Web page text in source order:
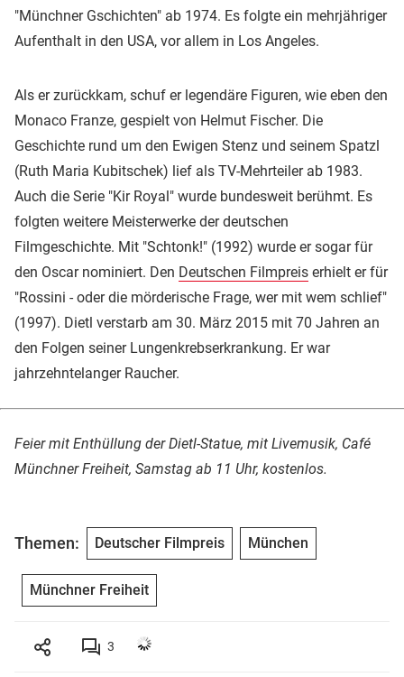
"Münchner Gschichten" ab 1974. Es folgte ein mehrjähriger
Aufenthalt in den USA, vor allem in Los Angeles.
Als er zurückkam, schuf er legendäre Figuren, wie eben den
Monaco Franze, gespielt von Helmut Fischer. Die
Geschichte rund um den Ewigen Stenz und seinem Spatzl
(Ruth Maria Kubitschek) lief als TV-Mehrteiler ab 1983.
Auch die Serie "Kir Royal" wurde bundesweit berühmt. Es
folgten weitere Meisterwerke der deutschen
Filmgeschichte. Mit "Schtonk!" (1992) wurde er sogar für
den Oscar nominiert. Den Deutschen Filmpreis erhielt er für
"Rossini - oder die mörderische Frage, wer mit wem schlief"
(1997). Dietl verstarb am 30. März 2015 mit 70 Jahren an
den Folgen seiner Lungenkrebserkrankung. Er war
jahrzehntelanger Raucher.
Feier mit Enthüllung der Dietl-Statue, mit Livemusik, Café
Münchner Freiheit, Samstag ab 11 Uhr, kostenlos.
Themen: Deutscher Filmpreis München
Münchner Freiheit
3